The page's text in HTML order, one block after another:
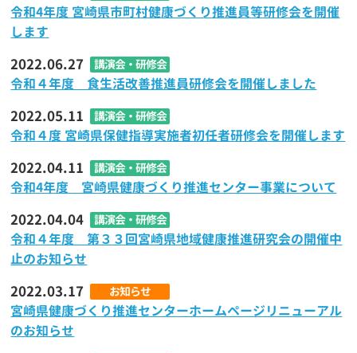
令和4年度 宮崎県市町村健康づくり推進員等研修会を開催
します
2022.06.27 講演会・研修会
令和４年度 食生活改善推進員研修会を開催しました
2022.05.11 講演会・研修会
令和４度 宮崎県保健指導実施者初任者研修会を開催します
2022.04.11 講演会・研修会
令和4年度 宮崎県健康づくり推進センター事業について
2022.04.04 講演会・研修会
令和４年度 第３３回宮崎県地域健康推進研究会の開催中
止のお知らせ
2022.03.17 お知らせ
宮崎県健康づくり推進センターホームページリニューアル
のお知らせ